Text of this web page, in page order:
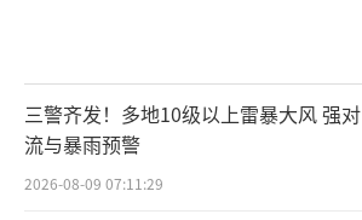
三警齐发！多地10级以上雷暴大风 强对
流与暴雨预警
2026-08-09 07:11:29